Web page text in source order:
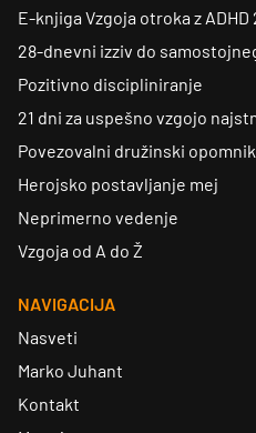
E-knjiga Vzgoja otroka z ADHD
28-dnevni izziv do
Pozitivno discipliniranje
21 dni za uspešno vzgojo
Povezovalni družinski
Herojsko postavljanje mej
Neprimerno vedenje
Vzgoja od A do Ž
NAVIGACIJA
Nasveti
Marko Juhant
Kontakt